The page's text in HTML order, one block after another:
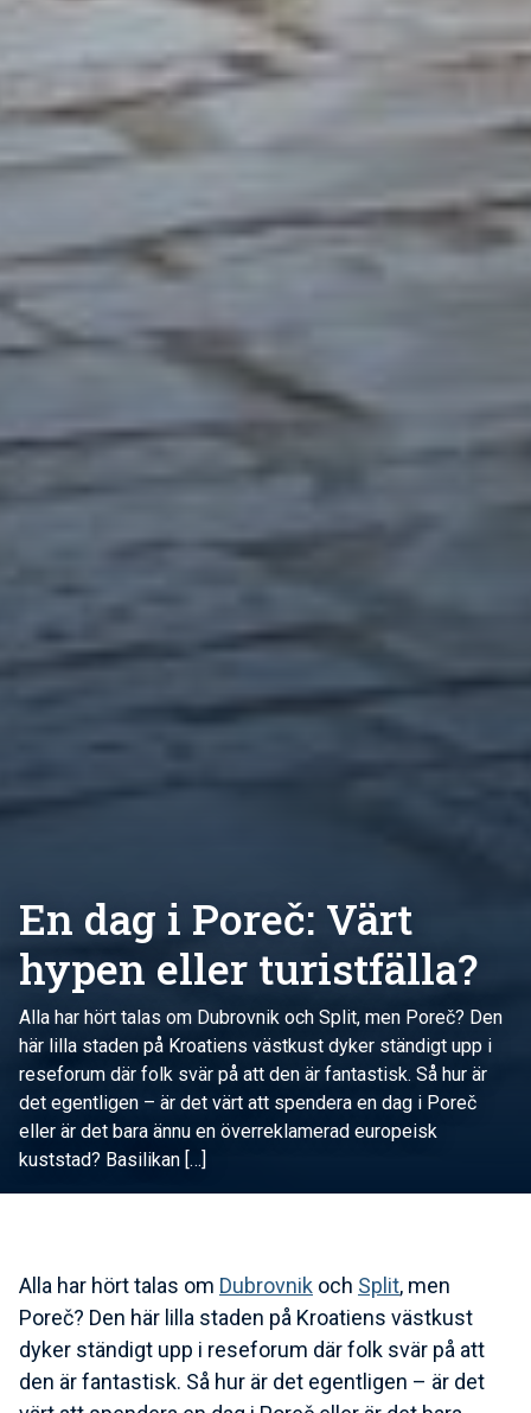
En dag i Poreč: Värt
hypen eller turistfälla?
Alla har hört talas om Dubrovnik och Split, men Poreč? Den
här lilla staden på Kroatiens västkust dyker ständigt upp i
reseforum där folk svär på att den är fantastisk. Så hur är
det egentligen – är det värt att spendera en dag i Poreč
eller är det bara ännu en överreklamerad europeisk
kuststad? Basilikan […]
Alla har hört talas om Dubrovnik och Split, men
Poreč? Den här lilla staden på Kroatiens västkust
dyker ständigt upp i reseforum där folk svär på att
den är fantastisk. Så hur är det egentligen – är det